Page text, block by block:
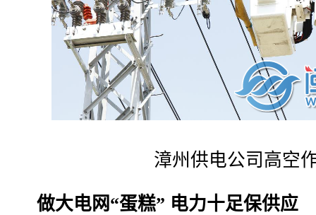
漳州供电公司高空
做大电网“蛋糕” 电力十足保供应